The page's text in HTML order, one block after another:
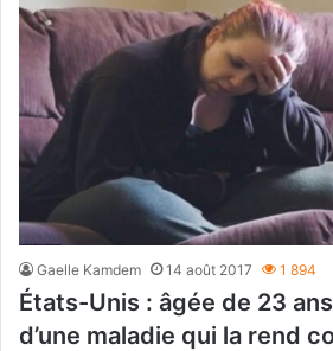
Gaelle Kamdem 14 août 2017 1 894
États-Unis : âgée de 23
d’une maladie qui la rend